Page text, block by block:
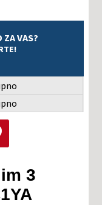
VAS?
Podeli na Pinterest-u
3